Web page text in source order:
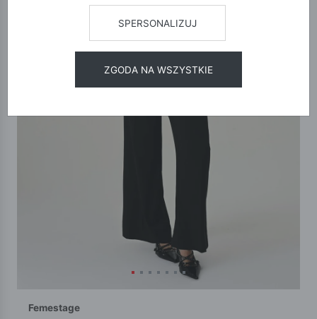
Femestage
SPERSONALIZUJ
ZGODA NA WSZYSTKIE